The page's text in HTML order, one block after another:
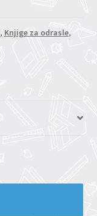
, Knjige za odrasle,